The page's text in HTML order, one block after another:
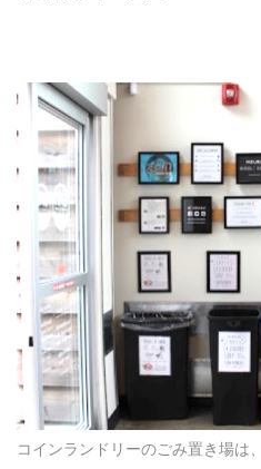
コインランドリーのごみ置き場は